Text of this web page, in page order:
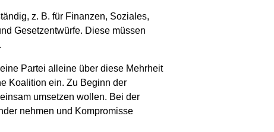
z. B. für Finanzen, Soziales,
Gesetzentwürfe. Diese müssen
Partei alleine über diese Mehrheit
Koalition ein. Zu Beginn der
umsetzen wollen. Bei der
nehmen und Kompromisse